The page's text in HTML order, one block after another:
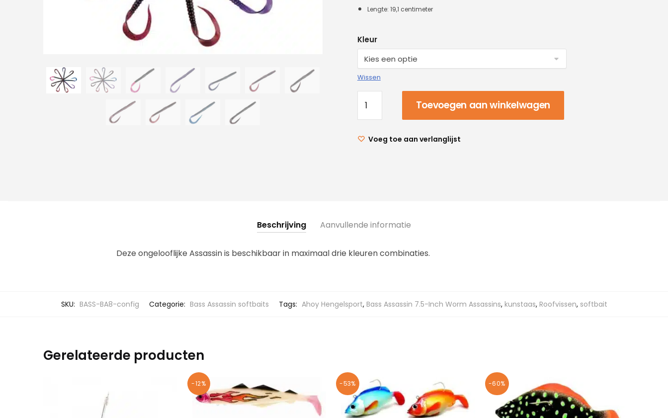
Lengte: 19,1 centimeter
Kleur
Wissen
Toevoegen aan winkelwagen
Voeg toe aan verlanglijst
Beschrijving Aanvullende informatie
Deze ongelooflijke Assassin is beschikbaar in maximaal drie kleuren combinaties.
SKU: BASS-BA8-config Categorie: Bass Assassin softbaits Tags: Ahoy Hengelsport, Bass Assassin 7.5-Inch Worm Assassins, kunstaas, Roofvissen, softbait
Gerelateerde producten
-12% -53% -60%